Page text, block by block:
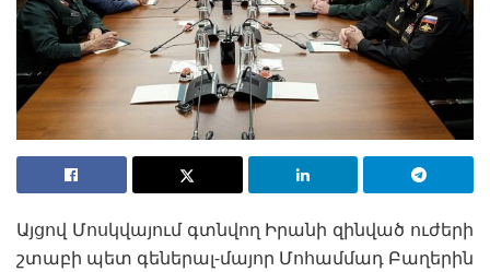
Այցով Մոսկվայում գտնվող Իրանի զինված ուժերի
շտաբի պետ գեներալ-մայոր Մոհամմադ Բաղերին